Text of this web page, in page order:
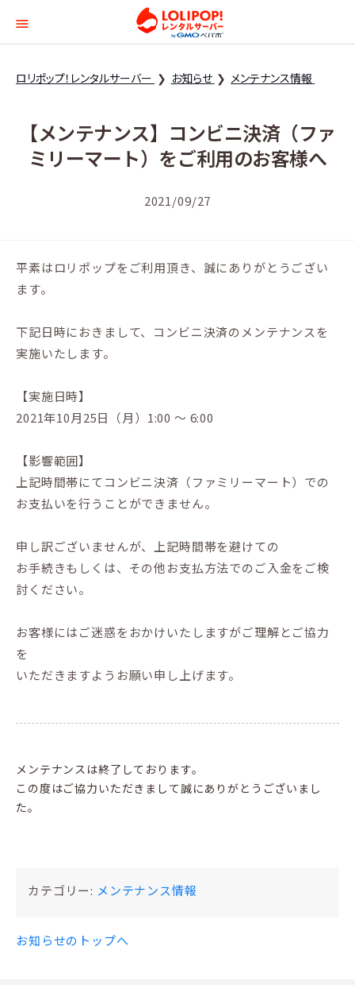
ロリポップ！レンタル
ロリポップ！レンタルサーバー お知らせ メンテナンス情報
【メンテナンス】コンビニ決済（ファ
ミリーマート）をご利用のお客様へ
2021/09/27
平素はロリポップをご利用頂き、誠にありがとうござい
ます。
下記日時におきまして、コンビニ決済のメンテナンスを
実施いたします。
【実施日時】
2021年10月25日（月）1:00 ～ 6:00
【影響範囲】
上記時間帯にてコンビニ決済（ファミリーマート）での
お支払いを行うことができません。
申し訳ございませんが、上記時間帯を避けての
お手続きもしくは、その他お支払方法でのご入金をご検
討ください。
お客様にはご迷惑をおかけいたしますがご理解とご協力
を
いただきますようお願い申し上げます。
メンテナンスは終了しております。
この度はご協力いただきまして誠にありがとうございまし
た。
カテゴリー: メンテナンス情報
お知らせのトップへ